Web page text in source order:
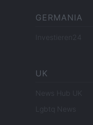
GERMANIA
Investieren24
UK
News Hub UK
Lgbtq News